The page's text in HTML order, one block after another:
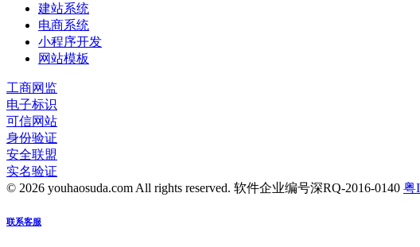
建站系统
电商系统
小程序开发
网站模板
工商网监
电子标识
可信网站
身份验证
安全联盟
实名验证
© 2026 youhaosuda.com All rights reserved. 软件企业编号深RQ-2016-0140 粤
联系客服